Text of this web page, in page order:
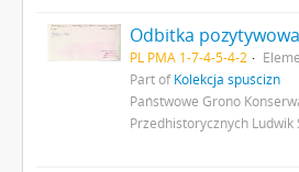
PL PMA 1-7-4-5-4-2
Part ofKolekcja spuścizn
Państwowe Grono
Przedhistorycznych Ludwik